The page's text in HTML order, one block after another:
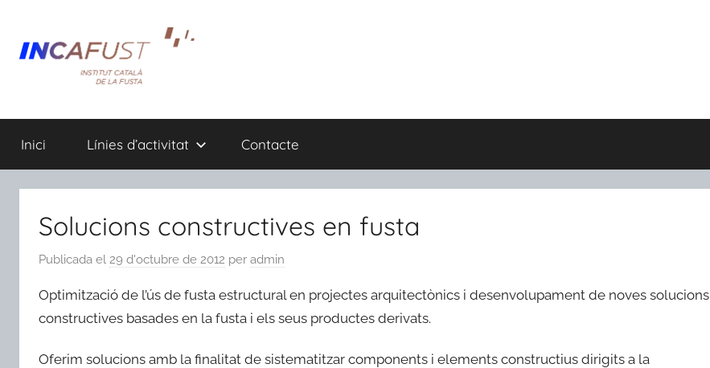
contingut
Inici Línies d’activitat Contacte
Solucions constructives en fusta
Publicada el 29 d'octubre de 2012 per admin
Optimització de l’ús de fusta estructural en projectes arquitectònics i desenvolupament de noves solucions
constructives basades en la fusta i els seus productes derivats.
Oferim solucions amb la finalitat de sistematitzar components i elements constructius dirigits a la